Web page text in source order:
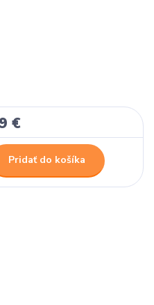
€
Pridať do košíka